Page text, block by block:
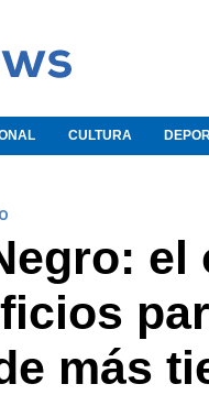
CULTURA
más